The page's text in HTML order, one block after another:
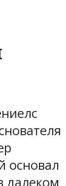
основал
далеком